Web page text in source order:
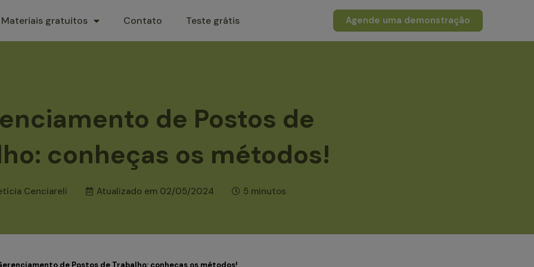
Materiais gratuitos Contato Teste grátis Agende uma demonstração
de Postos de
conheças os métodos!
Cenciareli Atualizado em 02/05/2024 5 minutos